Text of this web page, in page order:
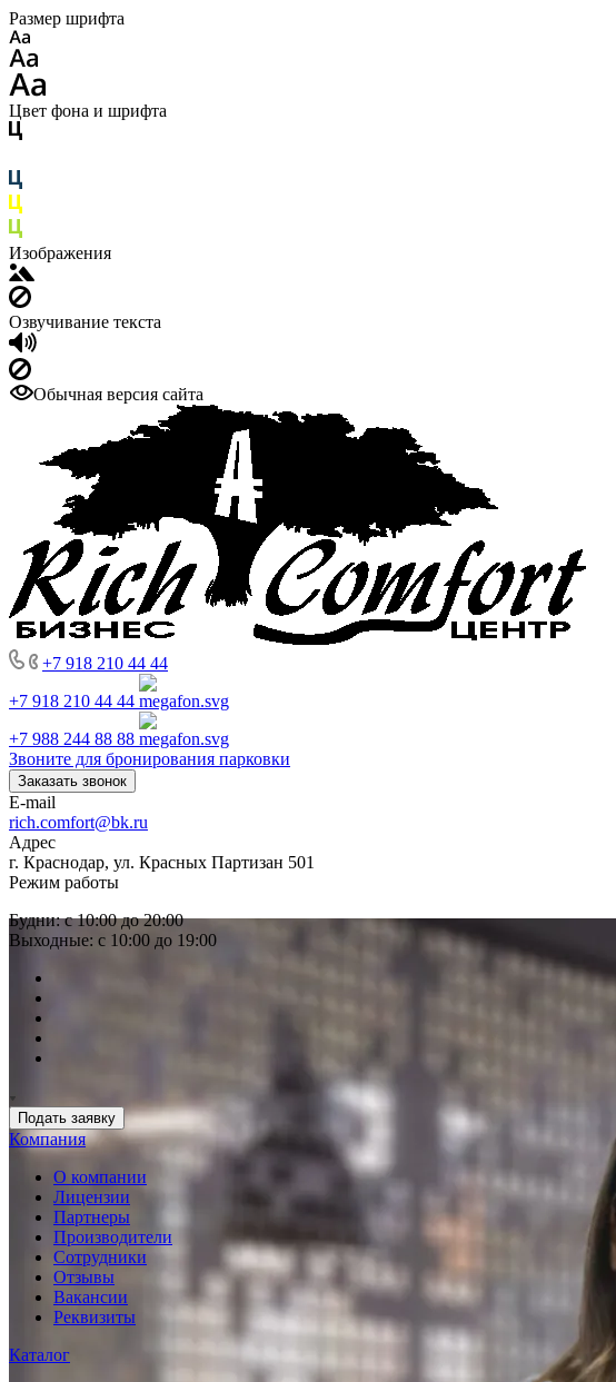
Размер шрифта
Цвет фона и шрифта
Изображения
Озвучивание текста
Обычная версия сайта
+7 918 210 44 44
+7 918 210 44 44
+7 988 244 88 88
Звоните для бронирования парковки
Заказать звонок
E-mail
rich.comfort@bk.ru
Адрес
г. Краснодар, ул. Красных Партизан 501
Режим работы
Будни: с 10:00 до 20:00
Выходные: с 10:00 до 19:00
Подать заявку
Компания
О компании
Лицензии
Партнеры
Производители
Сотрудники
Отзывы
Вакансии
Реквизиты
Каталог